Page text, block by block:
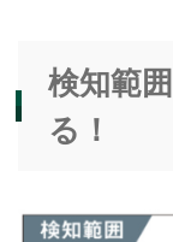
検知範
る！